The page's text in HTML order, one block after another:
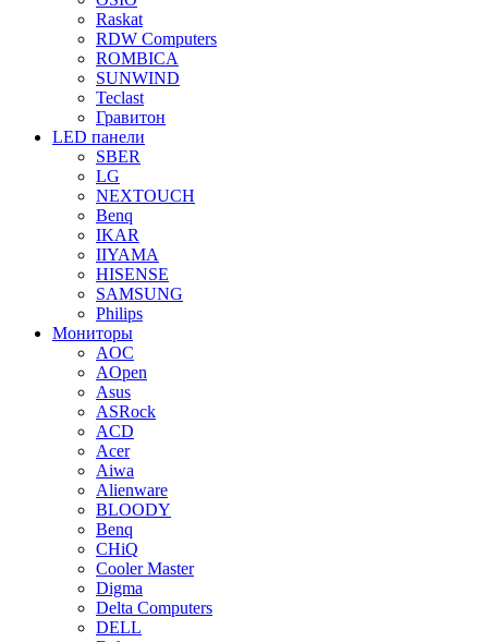
Raskat
RDW Computers
ROMBICA
SUNWIND
Teclast
Гравитон
LED панели
SBER
LG
NEXTOUCH
Benq
IKAR
IIYAMA
HISENSE
SAMSUNG
Philips
Мониторы
AOC
AOpen
Asus
ASRock
ACD
Acer
Aiwa
Alienware
BLOODY
Benq
CHiQ
Cooler Master
Digma
Delta Computers
DELL